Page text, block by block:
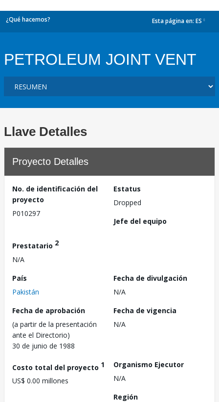
¿Qué hacemos? Esta página en: ES
PETROLEUM JOINT VENT
Llave Detalles
Proyecto Detalles
No. de identificación del
proyecto
P010297
Estatus
Dropped
Jefe del equipo
Prestatario 2
N/A
País
Pakistán
Fecha de divulgación
N/A
Fecha de aprobación
(a partir de la presentación
ante el Directorio)
30 de junio de 1988
Fecha de vigencia
N/A
Costo total del proyecto 1
US$ 0.00 millones
Organismo Ejecutor
N/A
Región